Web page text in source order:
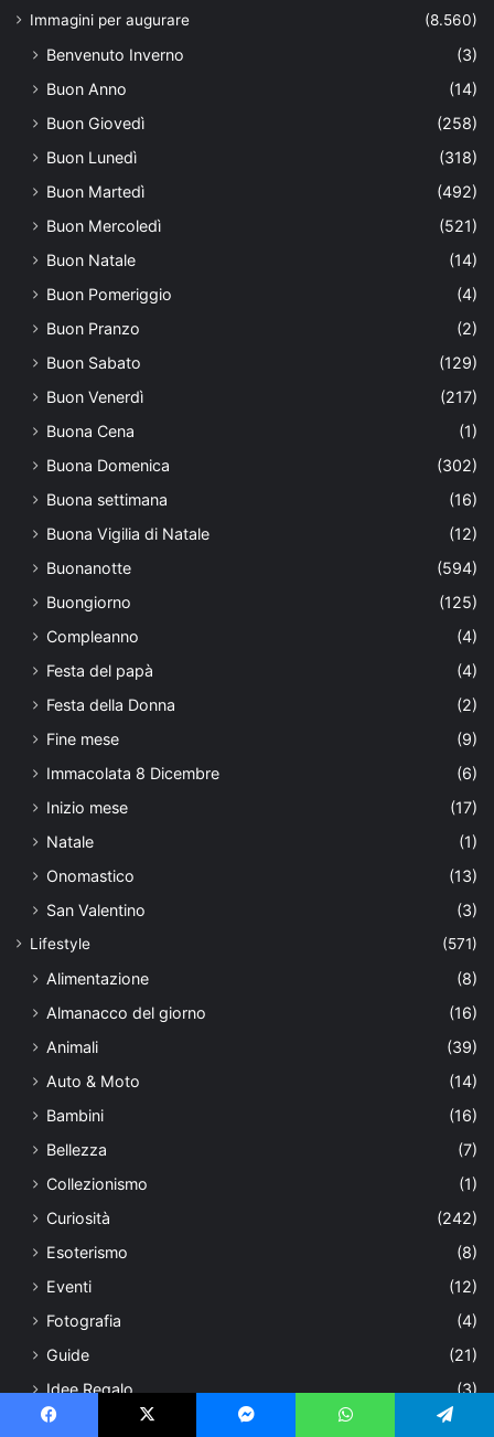
Immagini per augurare (8.560)
Benvenuto Inverno
(3)
Buon Anno
(14)
Buon Giovedì
(258)
Buon Lunedì
(318)
Buon Martedì
(492)
Buon Mercoledì
(521)
Buon Natale
(14)
Buon Pomeriggio
(4)
Buon Pranzo
(2)
Buon Sabato
(129)
Buon Venerdì
(217)
Buona Cena
(1)
Buona Domenica
(302)
Buona settimana
(16)
Buona Vigilia di Natale
(12)
Buonanotte
(594)
Buongiorno
(125)
Compleanno
(4)
Festa del papà
(4)
Festa della Donna
(2)
Fine mese
(9)
Immacolata 8 Dicembre
(6)
Inizio mese
(17)
Natale
(1)
Onomastico
(13)
San Valentino
(3)
Lifestyle (571)
Alimentazione
(8)
Almanacco del giorno
(16)
Animali
(39)
Auto & Moto
(14)
Bambini
(16)
Bellezza
(7)
Collezionismo
(1)
Curiosità
(242)
Esoterismo
(8)
Eventi
(12)
Fotografia
(4)
Guide
(21)
Idee Regalo
(3)
Istruzione